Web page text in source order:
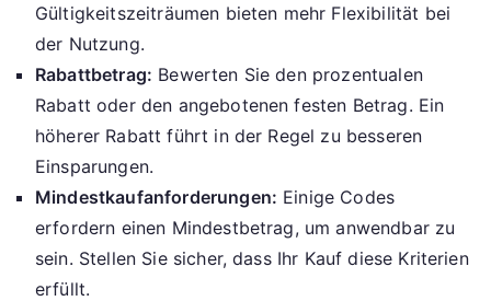
Gültigkeitszeiträumen bieten mehr Flexibilität bei
der Nutzung.
Rabattbetrag: Bewerten Sie den prozentualen
Rabatt oder den angebotenen festen Betrag. Ein
höherer Rabatt führt in der Regel zu besseren
Einsparungen.
Mindestkaufanforderungen: Einige Codes
erfordern einen Mindestbetrag, um anwendbar zu
sein. Stellen Sie sicher, dass Ihr Kauf diese Kriterien
erfüllt.